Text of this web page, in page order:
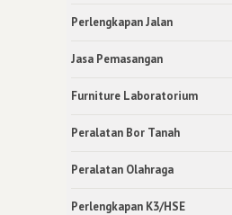
Perlengkapan Jalan
Jasa Pemasangan
Furniture Laboratorium
Peralatan Bor Tanah
Peralatan Olahraga
Perlengkapan K3/HSE